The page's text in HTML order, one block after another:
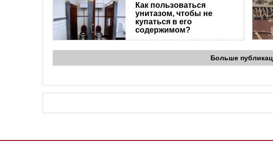
Как пользоваться
унитазом, чтобы не
купаться в его
содержимом?
Больше